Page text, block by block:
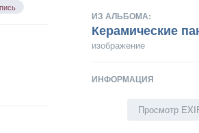
ИЗ АЛЬБОМА:
Керамические
изображение
ИНФОРМАЦИЯ
Просмотр